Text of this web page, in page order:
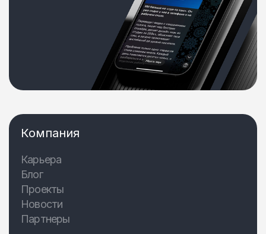
Компания
Карьера
Блог
Проекты
Новости
Партнеры